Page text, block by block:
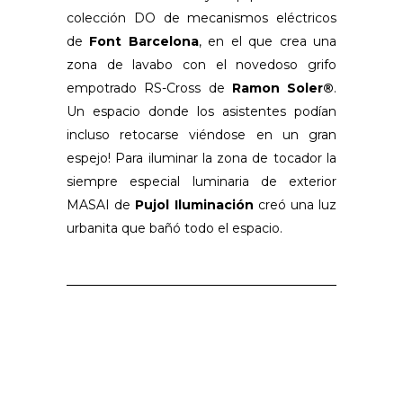
colección DO de mecanismos eléctricos
de Font Barcelona, en el que crea una
zona de lavabo con el novedoso grifo
empotrado RS-Cross de Ramon Soler®.
Un espacio donde los asistentes podían
incluso retocarse viéndose en un gran
espejo! Para iluminar la zona de tocador la
siempre especial luminaria de exterior
MASAI de Pujol Iluminación creó una luz
urbanita que bañó todo el espacio.